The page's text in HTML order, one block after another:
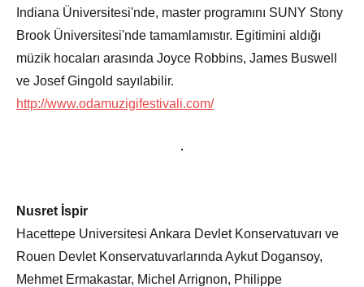
Indiana Üniversitesi'nde, master programını SUNY Stony
Brook Üniversitesi'nde tamamlamıstır. Egitimini aldığı
müzik hocaları arasında Joyce Robbins, James Buswell
ve Josef Gingold sayılabilir.
http://www.odamuzigifestivali.com/
Nusret İspir
Hacettepe Universitesi Ankara Devlet Konservatuvarı ve
Rouen Devlet Konservatuvarlarında Aykut Dogansoy,
Mehmet Ermakastar, Michel Arrignon, Philippe